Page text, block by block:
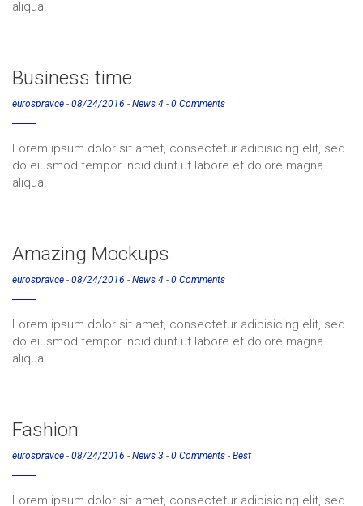
aliqua.
Business time
eurospravce - 08/24/2016 - News 4 - 0 Comments
Lorem ipsum dolor sit amet, consectetur adipisicing elit, sed
do eiusmod tempor incididunt ut labore et dolore magna
aliqua.
Amazing Mockups
eurospravce - 08/24/2016 - News 4 - 0 Comments
Lorem ipsum dolor sit amet, consectetur adipisicing elit, sed
do eiusmod tempor incididunt ut labore et dolore magna
aliqua.
Fashion
eurospravce - 08/24/2016 - News 3 - 0 Comments - Best
Lorem ipsum dolor sit amet, consectetur adipisicing elit, sed